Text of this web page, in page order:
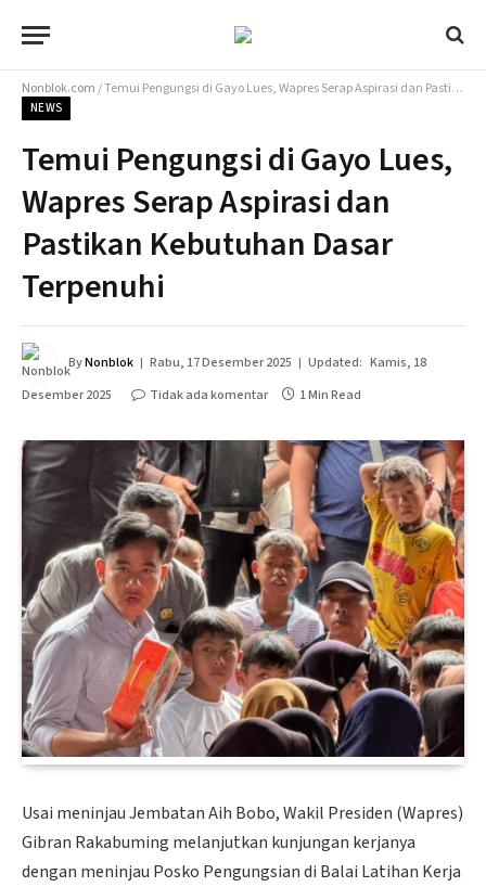
Nonblok.com/Temui Pengungsi di Gayo Lues, Wapres Serap Aspirasi dan Pastikan Kebutuhan Dasar Terpenuhi
NEWS
Temui Pengungsi di Gayo Lues,
Wapres Serap Aspirasi dan
Pastikan Kebutuhan Dasar
Terpenuhi
ByNonblok Rabu, 17 Desember 2025 Updated: Kamis, 18
Desember 2025
Tidak ada komentar 1 Min Read
Usai meninjau Jembatan Aih Bobo, Wakil Presiden (Wapres)
Gibran Rakabuming melanjutkan kunjungan kerjanya
dengan meninjau Posko Pengungsian di Balai Latihan Kerja